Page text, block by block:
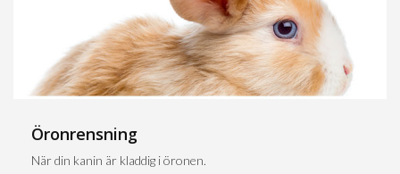
Öronrensning
När din kanin är kladdig i öronen.